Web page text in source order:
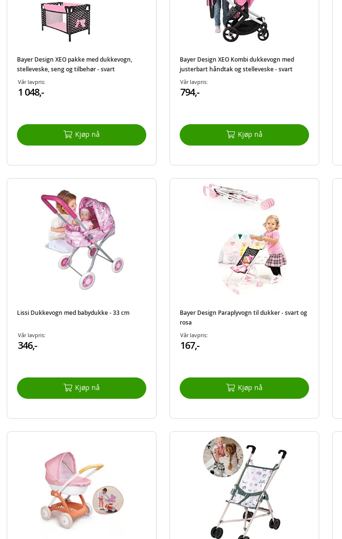
Bayer Design XEO pakke med dukkevogn,
stelleveske, seng og tilbehør - svart
Vår lavpris:
1 048,-
Kjøp nå
Bayer Design XEO Kombi dukkevogn med
justerbart håndtak og stelleveske - svart
Vår lavpris:
794,-
Kjøp nå
Lissi Dukkevogn med babydukke - 33 cm
Vår lavpris:
346,-
Kjøp nå
Bayer Design Paraplyvogn til dukker - svart og
rosa
Vår lavpris:
167,-
Kjøp nå